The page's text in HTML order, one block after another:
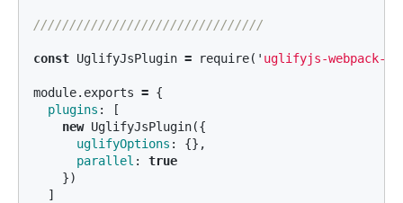
////////////////////////////////
const UglifyJsPlugin = require( ' uglifyjs-webpack-
module. exports = {
plugins :
[
new UglifyJsPlugin({
uglifyOptions :
{},
parallel :
true
})
]